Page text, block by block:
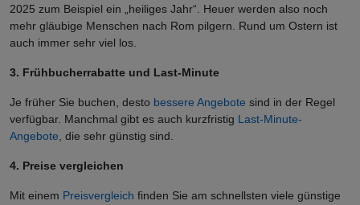
2025 zum Beispiel ein „heiliges Jahr“. Heuer werden also noch
mehr gläubige Menschen nach Rom pilgern. Rund um Ostern ist
auch immer sehr viel los.
3. Frühbucherrabatte und Last-Minute
Je früher Sie buchen, desto bessere Angebote sind in der Regel
verfügbar. Manchmal gibt es auch kurzfristig Last-Minute-
Angebote , die sehr günstig sind.
4. Preise vergleichen
Mit einem Preisvergleich finden Sie am schnellsten viele günstige